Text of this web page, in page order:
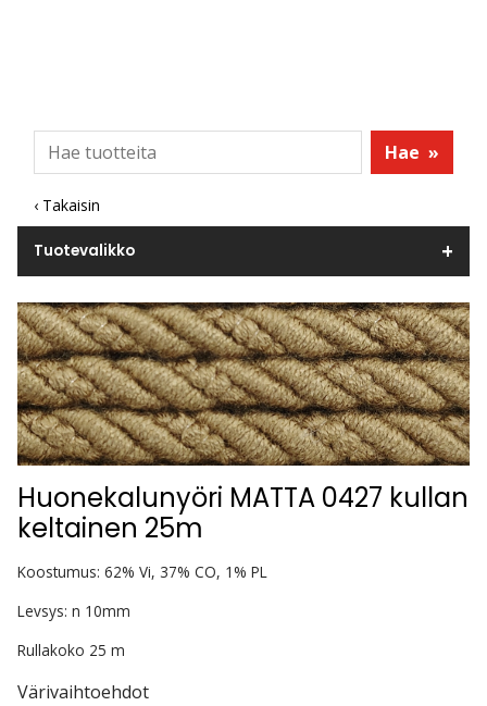
Hae »
‹ Takaisin
Tuotevalikko
Huonekalunyöri MATTA 0427 kullan
keltainen 25m
Koostumus: 62% Vi, 37% CO, 1% PL
Levsys: n 10mm
Rullakoko 25 m
Värivaihtoehdot